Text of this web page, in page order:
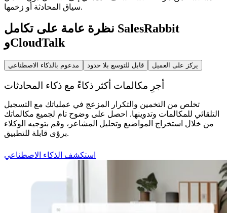
سياق المحادثة أو زخمها.
نظرة عامة على تكامل SalesRabbit
وCloudTalk
مدعوم بالذكاء الاصطناعي قابل للتوسع بلا حدود يركز على العميل
أجرِ مكالمات أكثر ذكاءً مع ذكاء المحادثات
تخلص من التخمين والتكرار المزعج في عملياتك مع التسجيل
التلقائي للمكالمات وتدوينها. احصل على وضوح تام لجميع مكالماتك
من خلال استخراج المواضيع وتحليل المشاعر، وقم بتوجيه الوكلاء
برؤى قابلة للتطبيق.
استكشف الذكاء الاصطناعي